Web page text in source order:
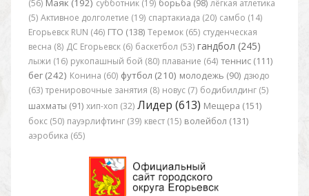
(56) Маяк (192) субботник (19) борьба (98) лёгкая атлетика
(5) Активное долголетие (19) спартакиада (20) самбо (14)
Егорьевск RUN (46) ГТО (138) Теремок (65) студенческая
весна (8) ДС Егорьевск (6) баскетбол (53) гандбол (245)
лыжи (16) рукопашный бой (80) плавание (64) теннис (111)
бег (242) Конина (60) футбол (210) молодежь (90) дзюдо
(63) тренировочные занятия (8) новус (7) бодибилдинг (5)
шахматы (91) хип-хоп (32) Лидер (613) Мещера (151)
бокс (50) пауэрлифтинг (39) квест (15) волейбол (131)
аэробика (65)